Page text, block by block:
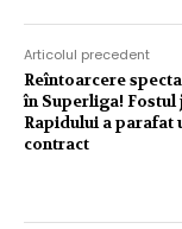
Articolul precedent
Reîntoarcere
în Superliga! Fostul
Rapidului a parafat
contract